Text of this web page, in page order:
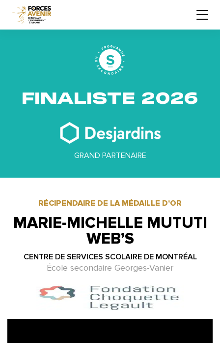
FINALISTE 2026
GRAND PARTENAIRE
RÉCIPENDAIRE DE LA MÉDAILLE D'OR
MARIE-MICHELLE MUTUTI
WEB’S
CENTRE DE SERVICES SCOLAIRE DE MONTRÉAL
École secondaire Georges-Vanier